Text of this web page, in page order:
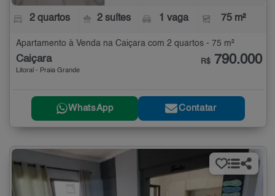
2 quartos 2 suítes 1 vaga 75 m²
Apartamento à Venda na Caiçara com 2 quartos - 75 m²
Caiçara
Litoral - Praia Grande
R$ 790.000
WhatsApp Contatar